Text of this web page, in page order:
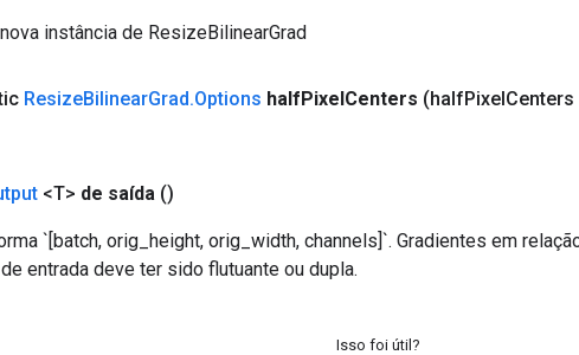
instância de ResizeBilinearGrad
ResizeBilinearGrad.Options halfPixelCenters (halfPixel
<T> de saída ()
`[batch, orig_height, orig_width, channels]`. Gradientes em
entrada deve ter sido flutuante ou dupla.
Isso foi útil?